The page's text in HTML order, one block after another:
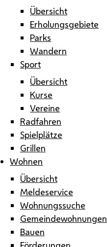
Übersicht
Erholungsgebiete
Parks
Wandern
Sport
Übersicht
Kurse
Vereine
Radfahren
Spielplätze
Grillen
Wohnen
Übersicht
Meldeservice
Wohnungssuche
Gemeindewohnungen
Bauen